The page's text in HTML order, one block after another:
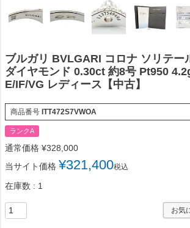
ブルガリ BVLGARI コロナ ソリテー
ダイヤモンド 0.30ct 約8号 Pt950
E/IF/VG レディース【中古】
商品番号 ITT472S7VWOA
ランクA
通常価格 ¥328,000
当サイト価格 ¥321,400税込
在庫数 1
お気